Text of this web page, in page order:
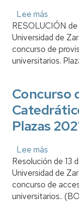
Lee más
de
acceso.
Plaza
001
RESOLUCIÓN
Universidad de
concurso de
universitarios.
Concurso
Plazas
Lee más
de
acceso.
Profesor
Resolución de 13
Universidad de
concurso de
universitarios..